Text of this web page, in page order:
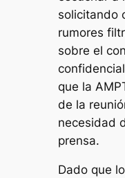
solicitando
rumores
sobre el
que la
de la
necesidad
prensa.
Dado que